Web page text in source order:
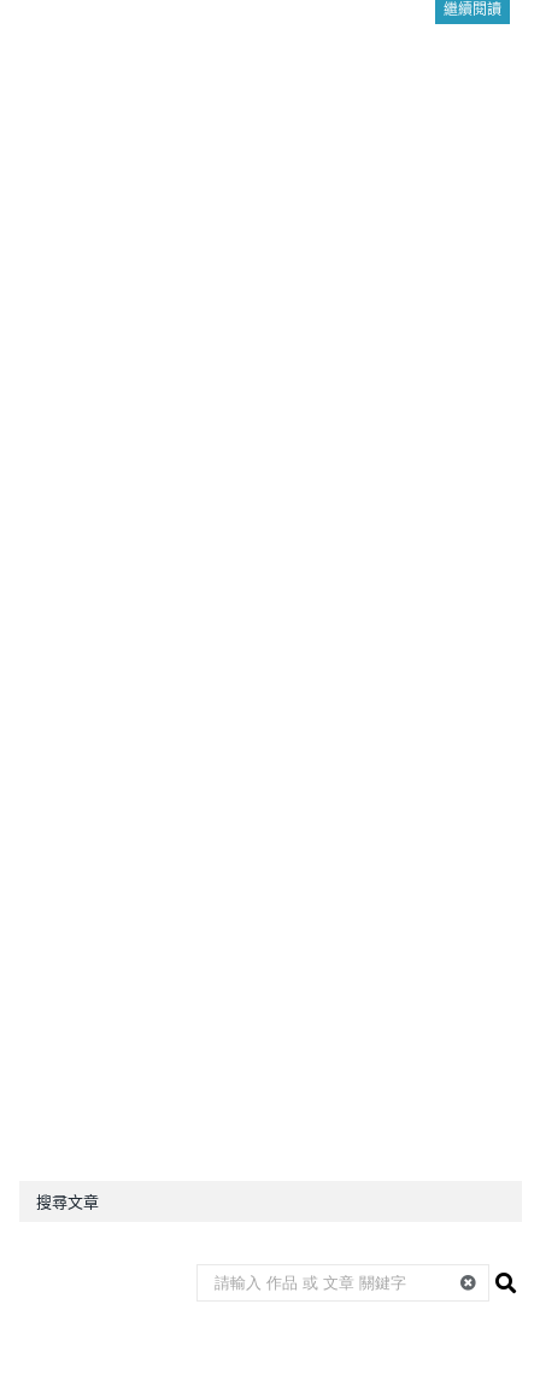
繼續閱讀
搜尋文章